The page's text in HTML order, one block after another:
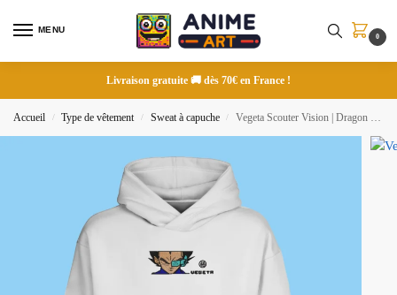
MENU
0
Livraison gratuite 🚚 dès 70€ en France !
Accueil / Type de vêtement / Sweat à capuche / Vegeta Scouter Vision | Dragon Ball | Sweat à capuche brodé